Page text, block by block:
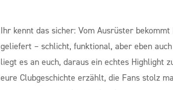
Ihr kennt das sicher: Vom Ausrüster
geliefert – schlicht, funktional, aber eben
liegt es an euch, daraus ein echtes Highlight
eure Clubgeschichte erzählt, die Fans stolz